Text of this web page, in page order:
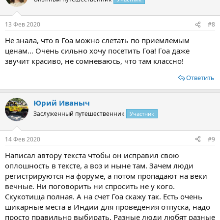
знак благословления держал хобот над головой дающего.
таки, я больше люблю природу, чем достопримечательности.
Посмотреть вложение 1388
Самое сильное впечатление на меня произвела поездка в парк
джунглях. Но в самом парке я увидела вживую и кофе, и какао,
и мускатный орех, и корицу и гвоздку, и, конечно, черный
перец и ваниль. Я их всех знаю, и знаю, как они растут, но
увидеть их в природе настоящее потрясение.
Русскоговорящего экскурсовода у них не было, нас водила
милая индийская девушка, говорящая по-английски. Очень
обрабатывается, давала понюхать, попробовать. Я забыла, что
февраль и долго не могла понять, почему у кардамона нет
плодов, если он цветет в апреле. У меня уже было ощущение
июля. А потом можно было купить настоящие индийские
пряности. Мы накупили и себе, и в подарок.
В хорошей компании, в райском месте это был великолепный
отдых. 12 дней вполне хватило, чтобы полностью
восстановиться от работы и запастись силами.
Обратная дорога прошла легче, потому что в Алма-Ате мы
13 Фев 2020 #8
Не знала, что в Гоа можно слетать по приемлемым
ценам… Очень сильно хочу посетить Гоа! Гоа даже
звучит красиво, не сомневаюсь, что там классно!
Ответить
Юрий Иваныч
Заслуженный путешественник Участник
14 Фев 2020 #9
Написал автору текста чтобы он исправил свою
оплошность в тексте, а воз и ныне там. Зачем люди
регистрируются на форуме, а потом пропадают на веки
вечные. Ни поговорить ни спросить не у кого.
Скукотища полная. А на счет Гоа скажу так. Есть очень
шикарные места в Индии для проведения отпуска, надо
просто правильно выбирать. Разные люди любят разные